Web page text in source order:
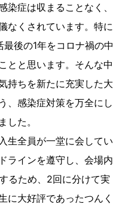
染症は収まることなく、
なくされています。特に
後の1年をコロナ禍の中
とと思います。そんな中
持ちを新たに充実した大
、感染症対策を万全にし
した。
生全員が一堂に会してい
ラインを遵守し、会場内
るため、2回に分けて実
に大好評であったつんく